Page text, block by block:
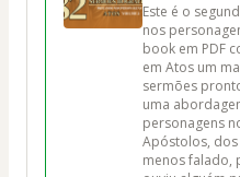
Este é o
nos
book em PDF
em Atos um
sermões
uma
personagens
Apóstolos,
menos falado,